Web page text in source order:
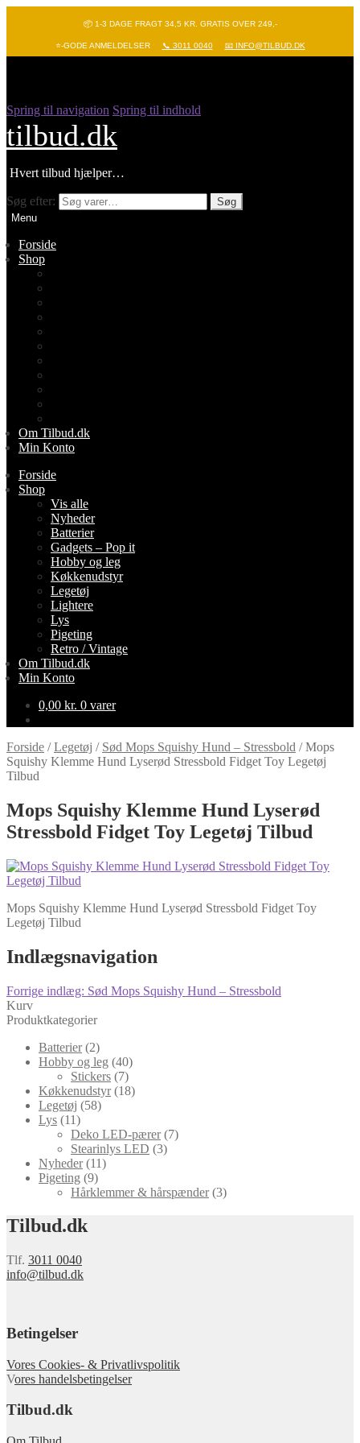
📦 1-3 DAGE FRAGT 34,5 KR. GRATIS OVER 249,-
⭐-GODE ANMELDELSER 📞 3011 0040 📧 INFO@TILBUD.DK
Spring til navigation Spring til indhold
tilbud.dk
Hvert tilbud hjælper…
Søg efter:
Søg
Menu
Forside
Shop
Om Tilbud.dk
Min Konto
Forside
Shop
Vis alle
Nyheder
Batterier
Gadgets – Pop it
Hobby og leg
Køkkenudstyr
Legetøj
Lightere
Lys
Pigeting
Retro / Vintage
Om Tilbud.dk
Min Konto
0,00 kr. 0 varer
Forside /Legetøj / Sød Mops Squishy Hund – Stressbold /Mops
Squishy Klemme Hund Lyserød Stressbold Fidget Toy Legetøj
Tilbud
Mops Squishy Klemme Hund Lyserød
Stressbold Fidget Toy Legetøj Tilbud
Mops Squishy Klemme Hund Lyserød Stressbold Fidget Toy
Legetøj Tilbud
Indlægsnavigation
Forrige indlæg: Sød Mops Squishy Hund – Stressbold
Kurv
Produktkategorier
Batterier (2)
Hobby og leg (40)
Stickers (7)
Køkkenudstyr (18)
Legetøj (58)
Lys (11)
Deko LED-pærer (7)
Stearinlys LED (3)
Nyheder (11)
Pigeting (9)
Hårklemmer & hårspænder (3)
Tilbud.dk
Tlf. 3011 0040
info@tilbud.dk
Betingelser
Vores Cookies- & Privatlivspolitik
Vores handelsbetingelser
Tilbud.dk